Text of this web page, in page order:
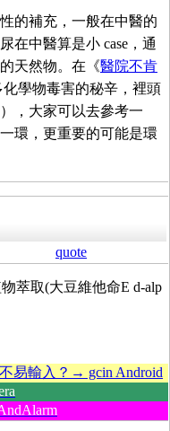
的補充，一般在中醫的
在中醫算是小 case，通
天然物。在《醫院不肯
學物毒害的秘辛，裡頭
，大家可以去參考一
環，更重要的可能是環
quote
萃取(大豆維他命E d-alp
易輸入？→ gcin Android